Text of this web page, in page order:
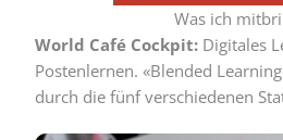
Was ich
World Café Cockpit:Digitales
Postenlernen. «Blended
durch die fünf verschiedenen